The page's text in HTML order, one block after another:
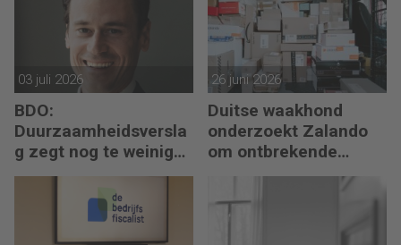
03 juli 2026
BDO:
Duurzaamheidsversla
g zegt nog te weinig
over waarde en risico’s
26 juni 2026
Duitse waakhond
onderzoekt Zalando
om ontbrekende
transactie in